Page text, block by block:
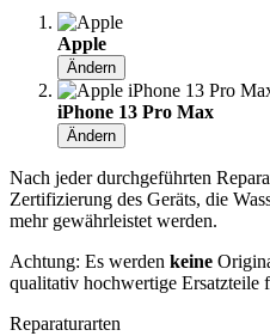
Apple
Ändern
iPhone 13 Pro Max
Ändern
Nach jeder durchgeführten
Zertifizierung des Geräts, die
mehr gewährleistet werden.
Achtung: Es werden keine
qualitativ hochwertige Ersatzteile
Reparaturarten